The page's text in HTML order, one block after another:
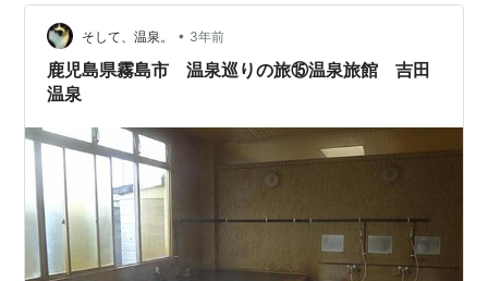
風呂と食事です。外食も楽しいのですが、たくさん食べ
て飲んで、家に帰ってからお風呂に入って寝るのが苦痛
です。そうなると、まず夕方温泉にゆっくり浸かり、き
れいになってから美味しいものをいただき、あと…
そして、温泉。 • 3年前
鹿児島県霧島市 温泉巡りの旅⑮温泉旅館 吉田
温泉